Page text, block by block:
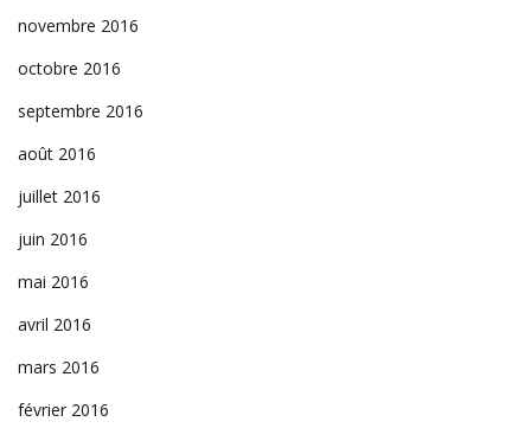
novembre 2016
octobre 2016
septembre 2016
août 2016
juillet 2016
juin 2016
mai 2016
avril 2016
mars 2016
février 2016